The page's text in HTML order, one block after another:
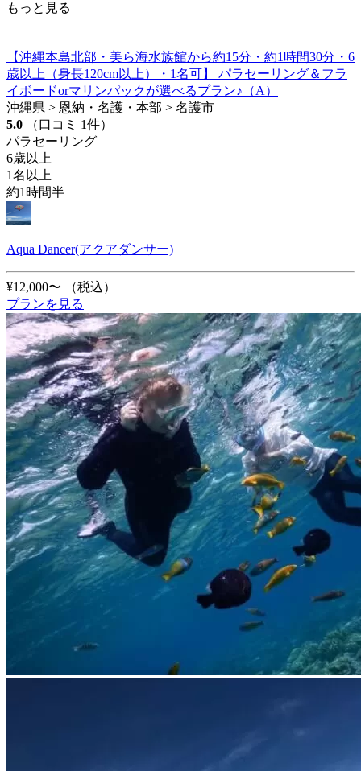
もっと見る
【沖縄本島北部・美ら海水族館から約15分・約1時間30分・6
歳以上（身長120cm以上）・1名可】 パラセーリング＆フラ
イボードorマリンパックが選べるプラン♪（A）
沖縄県 > 恩納・名護・本部 > 名護市
5.0
（口コミ 1件）
パラセーリング
6歳以上
1名以上
約1時間半
Aqua Dancer(アクアダンサー)
¥12,000〜
（税込）
プランを見る